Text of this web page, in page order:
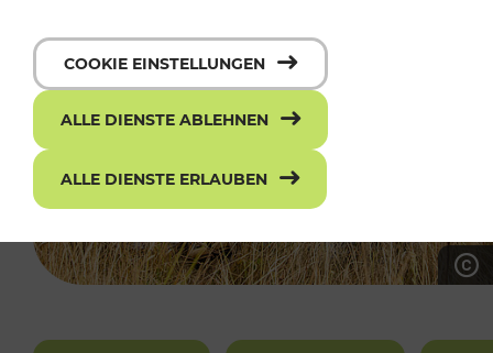
COOKIE EINSTELLUNGEN
ALLE DIENSTE ABLEHNEN
ALLE DIENSTE ERLAUBEN